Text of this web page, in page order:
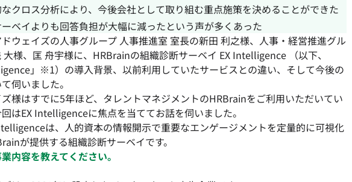
クロス分析により、今後会社として取り組む重点施策を決めることができた
ベイよりも回答負担が大幅に減ったという声が多くあった
ウェイズの人事グループ 人事推進室 室長の新田 利之様、人事・経営推進グル
大様、匡 舟宇様に、HRBrainの組織診断サーベイ EX Intelligence （以下、
」※1）の導入背景、以前利用していたサービスとの違い、そして今後の
伺いました。
様はすでに5年ほど、タレントマネジメントのHRBrainをご利用いただいてい
はEX Intelligenceに焦点を当ててお話を伺いました。
は、人的資本の情報開示で重要なエンゲージメントを定量的に可視化
が提供する組織診断サーベイです。
内容を教えてください。